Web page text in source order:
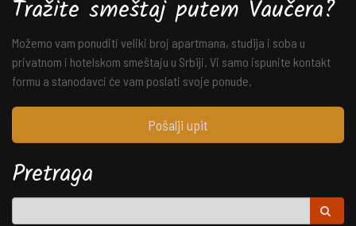
Tražite smeštaj putem Vaučera?
Možemo vam ponuditi veliki broj apartmana, studija i soba u
privatnom i hotelskom smeštaju u Srbiji. Vi samo ispunite kontakt
formu a stanodavci će vam poslati svoje ponude.
Pošalji upit
Pretraga